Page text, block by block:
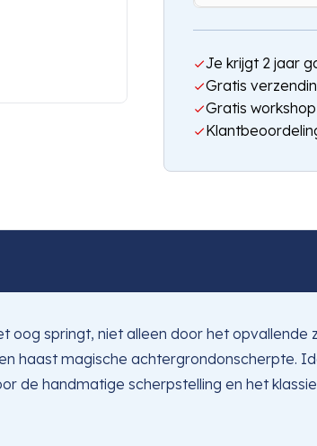
Je krijgt 2 jaar
Gratis
Gratis
oog springt, niet alleen door het
haast magische achtergrondonscherpte.
de handmatige scherpstelling en het